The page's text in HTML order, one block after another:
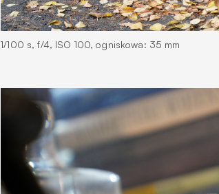
1/100 s, f/4, ISO 100, ogniskowa: 35 mm